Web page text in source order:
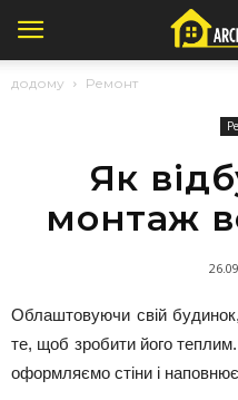
додому Ремонт
Як
монтаж
Облаштовуючи свій
те, щоб зробити його
оформляємо стіни і